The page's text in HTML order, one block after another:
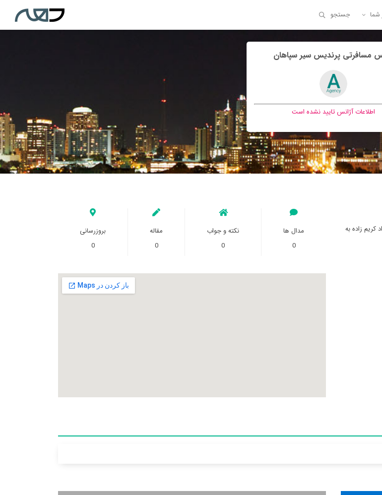
شما جستجو
مسافرتی پرنديس سير سپاهان
اطلاعات آژانس تایید نشده است
زاده به
مدال ها
0
نکته و جواب
0
مقاله
0
بروزرسانی
0